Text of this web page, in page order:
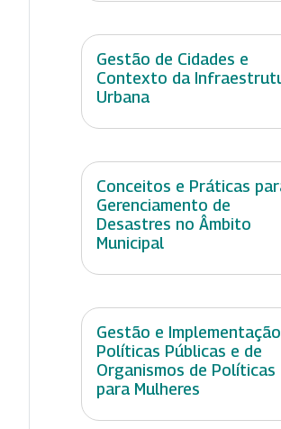
Gestão de Cidades e
Contexto da
Urbana
Conceitos e Práticas
Gerenciamento de
Desastres no Âmbito
Municipal
Gestão e
Políticas Públicas e de
Organismos de Políticas
para Mulheres